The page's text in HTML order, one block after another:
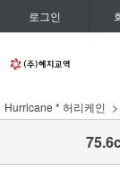
로그인
Hurricane * 허리케인